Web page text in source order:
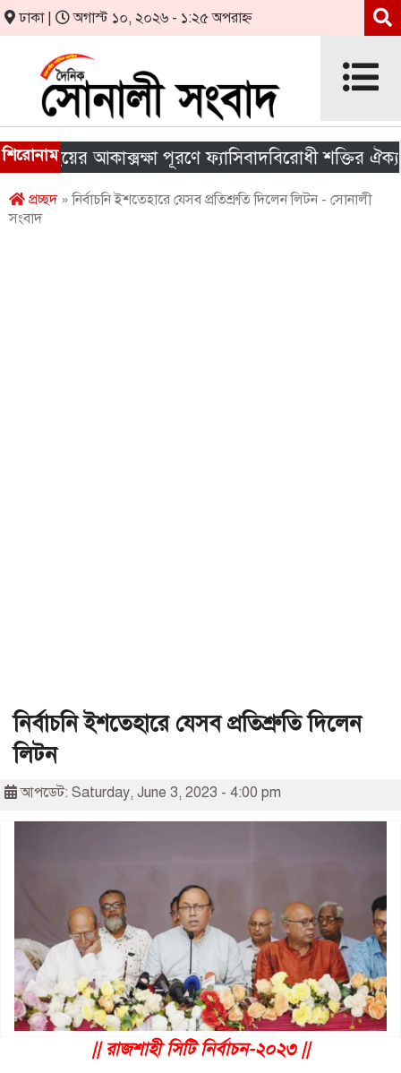
ঢাকা | অগাস্ট ১০, ২০২৬ - ১:২৫ অপরাহ্ন
শিরোনামআকাক্সক্ষা পূরণে ফ্যাসিবাদবিরোধী শক্তির ঐক্য জরুরি
প্রচ্ছদ» নির্বাচনি ইশতেহারে যেসব প্রতিশ্রুতি দিলেন লিটন - সোনালী
সংবাদ
নির্বাচনি ইশতেহারে যেসব প্রতিশ্রুতি দিলেন
লিটন
আপডেট: Saturday, June 3, 2023 - 4:00 pm
|| রাজশাহী সিটি নির্বাচন-২০২৩ ||